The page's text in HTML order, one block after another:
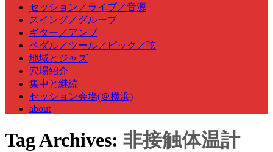
セッション／ライブ／音源
スイング／グルーブ
ギター／アンプ
ペダル／ツール／ピック／弦
地域とジャズ
穴場紹介
集中と継続
セッション会場(＠横浜)
about
Tag Archives: 非接触体温計